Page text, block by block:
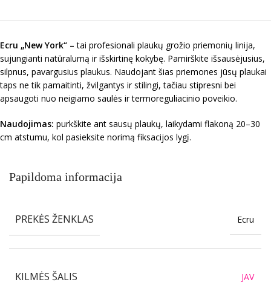
Ecru „New York“ – tai profesionali plaukų grožio priemonių linija,
sujungianti natūralumą ir išskirtinę kokybę. Pamirškite išsausėjusius,
silpnus, pavargusius plaukus. Naudojant šias priemones jūsų plaukai
taps ne tik pamaitinti, žvilgantys ir stilingi, tačiau stipresni bei
apsaugoti nuo neigiamo saulės ir termoreguliacinio poveikio.
Naudojimas: purkškite ant sausų plaukų, laikydami flakoną 20–30
cm atstumu, kol pasieksite norimą fiksacijos lygį.
Papildoma informacija
PREKĖS ŽENKLAS Ecru
KILMĖS ŠALIS JAV